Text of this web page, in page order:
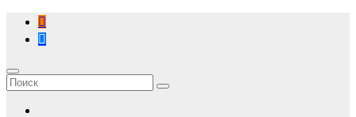
Перейти
содержимому